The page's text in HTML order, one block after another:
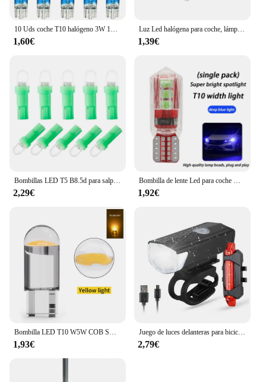
10 Uds coche T10 halógeno 3W 194 158 cuñas 12V lámpara de coche bombillas blancas instrumento luz luces de lectura accesorios de lámpara de liquidación
1,60€
Luz Led halógena para coche, lámpara de 12v, 1,2 w, 10 piezas, W2W, T5, marcador lateral, Bombilla para salpicadero
1,39€
2,29€ 1,92€
1,93€
Juego de luces delanteras para bicicleta, luz trasera recargable por USB, fácil de instalar, 3 modos, accesorios para bicicleta, 2218
2,79€